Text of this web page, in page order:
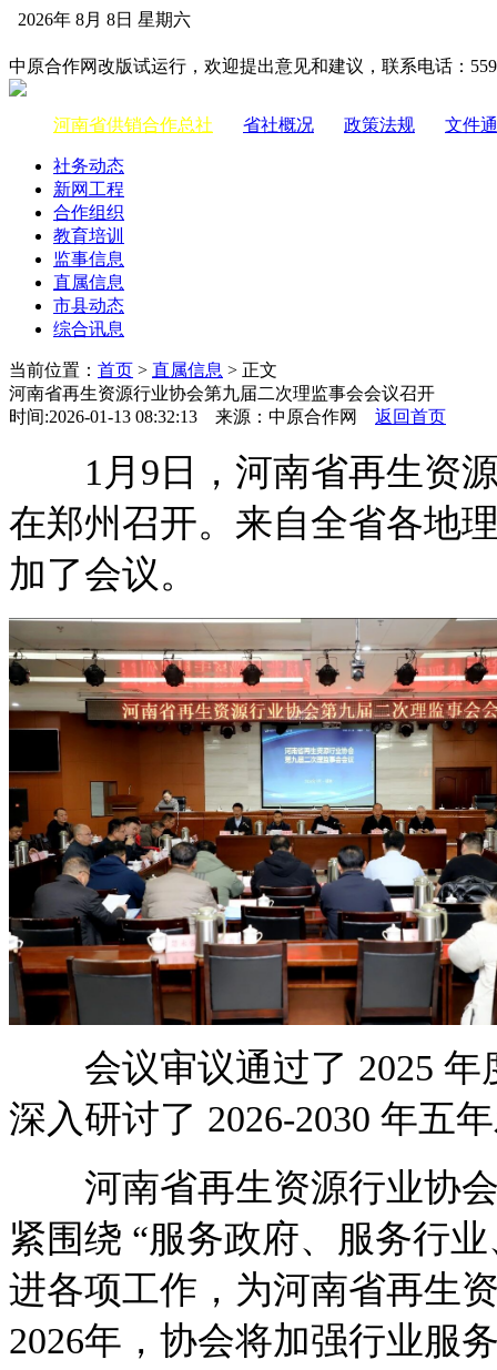
2026年 8月 8日 星期六
中原合作网改版试运行，欢迎提出意见和建议，联系电话：
河南省供销合作总社 省社概况 政策法规 文件
社务动态
新网工程
合作组织
教育培训
监事信息
直属信息
市县动态
综合讯息
当前位置： 首页 > 直属信息 > 正文
河南省再生资源行业协会第九届二次理监事会会议召开
时间:2026-01-13 08:32:13 来源：中原合作网 返回首页
1月9日，河南省再生资源
在郑州召开。来自全省各地
加了会议。
会议审议通过了 2025 年
深入研讨了 2026-2030 年五
河南省再生资源行业协会
紧围绕 “服务政府、服务行
进各项工作，为河南省再生
2026年，协会将加强行业服